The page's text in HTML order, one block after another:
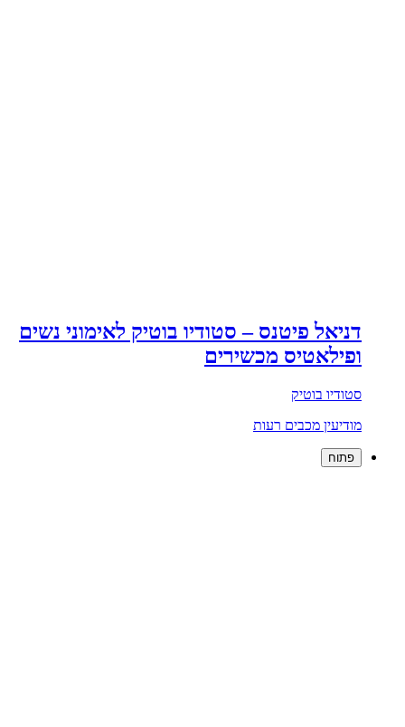
דניאל פיטנס – סטודיו בוטיק לאימוני נשים
ופילאטיס מכשירים
סטודיו בוטיק
מודיעין מכבים רעות
פתוח